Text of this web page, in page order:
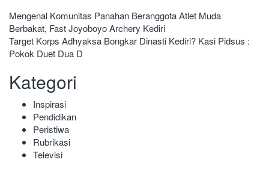
Navigasi
pos
Mengenal Komunitas Panahan Beranggota Atlet Muda
Berbakat, Fast Joyoboyo Archery Kediri
Target Korps Adhyaksa Bongkar Dinasti Kediri? Kasi Pidsus :
Pokok Duet Dua D
Kategori
Inspirasi
Pendidikan
Peristiwa
Rubrikasi
Televisi